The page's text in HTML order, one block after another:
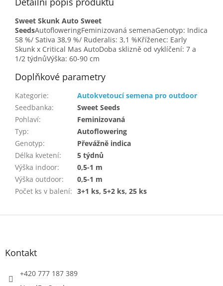
Sweet Skunk Auto Sweet
SeedsAutofloweringFeminizovaná semenaGenotyp: Indica
58 %/ Sativa 38,9 %/ Ruderalis: 3,1 %Kříženec: Early
Skunk x Critical Mas AutoDoba sklizně od vyklíčení: 7 a
1/2 týdnůVýška: 60-90 cm
Doplňkové parametry
Kategorie:
Autokvetoucí semena pro outdoor
Seedbanka:
Sweet Seeds
Pohlaví:
Feminizovaná
Typ:
Autoflowering
Genotyp:
Převážně indica
Délka kvetení:
5 týdnů
Výška indoor:
0,5-1 m
Výška outdoor:
0,5-1 m
Počet ks v balení: 3+1 ks, 5+2 ks, 25 ks
Z
Kontakt
+420 777 187 389